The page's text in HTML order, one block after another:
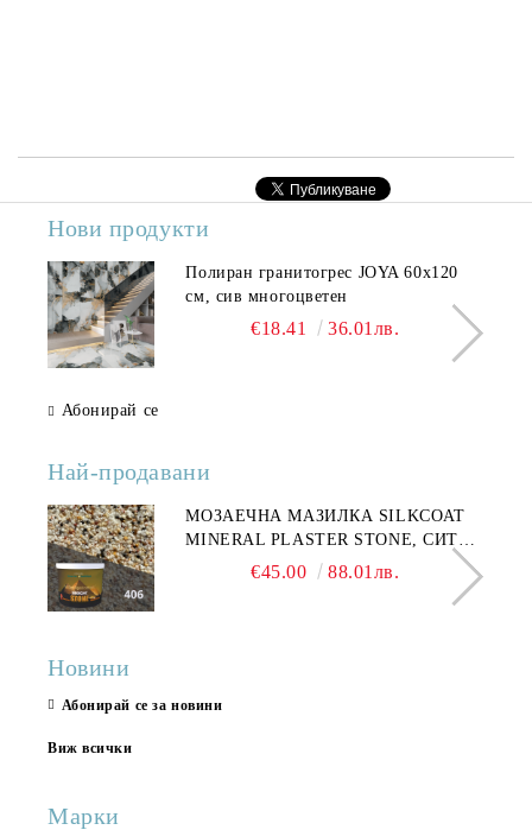
Нови продукти
Полиран гранитогрес JOYA 60x120
см, сив многоцветен
€18.41 36.01лв.
Абонирай се
Най-продавани
МОЗАЕЧНА МАЗИЛКА SILKCOAT
MINERAL PLASTER STONE, СИТЕН
КАМЪК 406 25КГ
€45.00 88.01лв.
Новини
Абонирай се за новини
Виж всички
Марки